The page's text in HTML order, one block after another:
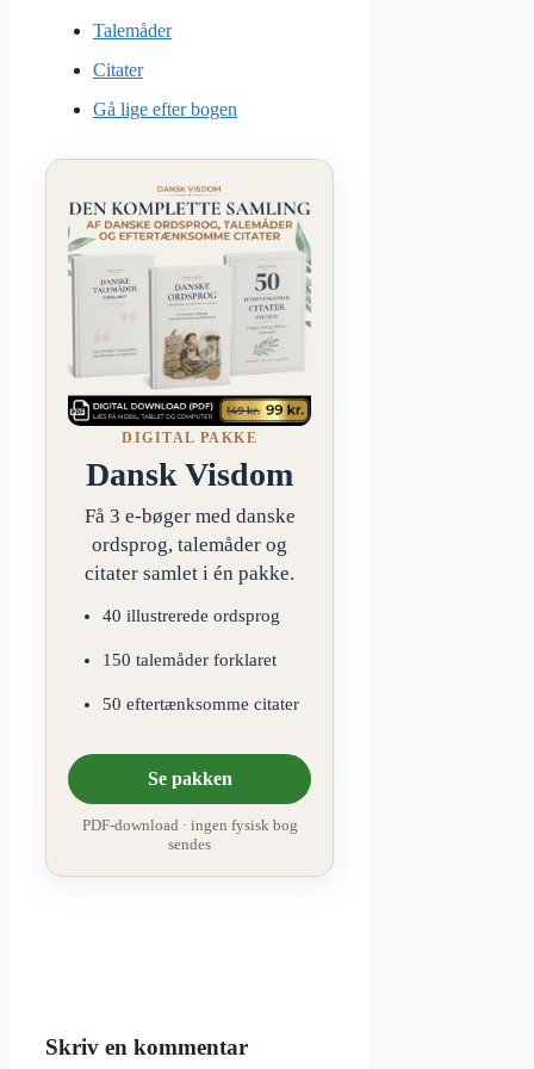
Talemåder
Citater
Gå lige efter bogen
DIGITAL PAKKE
Dansk Visdom
Få 3 e-bøger med danske
ordsprog, talemåder og
citater samlet i én pakke.
40 illustrerede ordsprog
150 talemåder forklaret
50 eftertænksomme citater
Se pakken
PDF-download · ingen fysisk bog
sendes
Skriv en kommentar